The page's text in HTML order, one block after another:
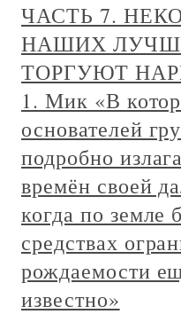
ЧАСТЬ 7.
НАШИХ
ТОРГУЮТ
1. Мик «В
основателей
подробно
времён своей
когда по земле
средствах
рождаемости
известно»